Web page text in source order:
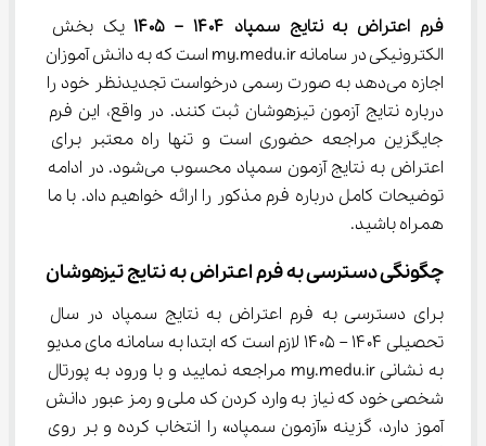
فرم اعتراض به نتایج سمپاد ۱۴۰۴ – ۱۴۰۵
یک بخش
الکترونیکی در سامانه my.medu.ir است که به دانش آموزان
اجازه می‌دهد به صورت رسمی درخواست تجدیدنظر خود را
درباره نتایج آزمون تیزهوشان ثبت کنند. در واقع، این فرم
جایگزین مراجعه حضوری است و تنها راه معتبر برای
اعتراض به نتایج آزمون سمپاد محسوب می‌شود. در ادامه
توضیحات کامل درباره فرم مذکور را ارائه خواهیم داد. با ما
همراه باشید.
چگونگی دسترسی به فرم اعتراض به نتایج تیزهوشان
برای دسترسی به فرم اعتراض به نتایج سمپاد در سال
تحصیلی ۱۴۰۴ – ۱۴۰۵ لازم است که ابتدا به سامانه مای مدیو
به نشانی my.medu.ir مراجعه نمایید و با ورود به پورتال
شخصی خود که نیاز به وارد کردن کد ملی و رمز عبور دانش
آموز دارد، گزینه «آزمون سمپاد» را انتخاب کرده و بر روی